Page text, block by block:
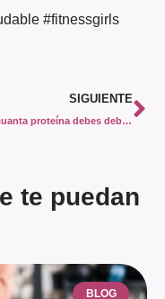
#fitnessgirls
SIGUIENTE
Sabes cuanta proteína debes debes de usar en tu alimentación.
te puedan
BLOG